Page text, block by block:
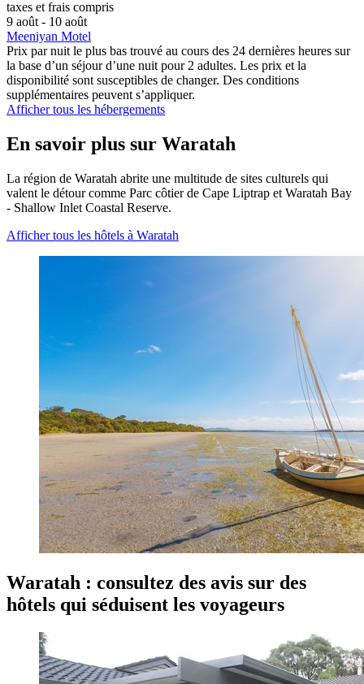
taxes et frais compris
9 août - 10 août
Meeniyan Motel
Prix par nuit le plus bas trouvé au cours des 24 dernières heures sur
la base d’un séjour d’une nuit pour 2 adultes. Les prix et la
disponibilité sont susceptibles de changer. Des conditions
supplémentaires peuvent s’appliquer.
Afficher tous les hébergements
En savoir plus sur Waratah
La région de Waratah abrite une multitude de sites culturels qui
valent le détour comme Parc côtier de Cape Liptrap et Waratah Bay
- Shallow Inlet Coastal Reserve.
Afficher tous les hôtels à Waratah
Waratah : consultez des avis sur des
hôtels qui séduisent les voyageurs